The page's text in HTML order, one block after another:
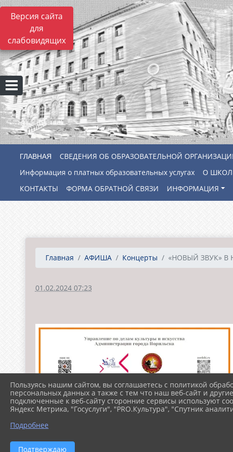
Версия сайта
для
слабовидящих
СВЕДЕНИЯ ОБ ОБРАЗОВАТЕЛЬНОЙ
Информация о платных образовательных услугах
О
КОНТАКТЫ
ФОРМА ОБРАТНОЙ СВЯЗИ ИНФОРМАЦИЯ
Главная АФИША Концерты «НОВЫЙ ЗВУК» В
01.02.2024 07:23
Пользуясь нашим сайтом, вы соглашаетесь с политикой
персональных данных а также с тем что наш веб-сайт и другие
подключенные к веб-сайту сторонние сервисы используют
Яндекс Метрика, "Госуслуги", "PRO.Культура", "Спутник
Подробнее
Подтверждаю